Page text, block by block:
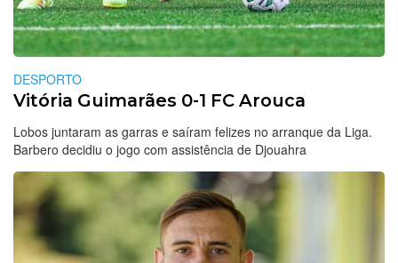
DESPORTO
Vitória Guimarães 0-1 FC Arouca
Lobos juntaram as garras e saíram felizes no arranque da Liga.
Barbero decidiu o jogo com assistência de Djouahra